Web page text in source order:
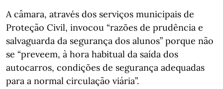
A câmara, através dos serviços municipais de
Proteção Civil, invocou “razões de prudência e
salvaguarda da segurança dos alunos” porque não
se “preveem, à hora habitual da saída dos
autocarros, condições de segurança adequadas
para a normal circulação viária”.